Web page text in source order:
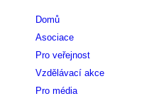
Domů
Asociace
Pro veřejnost
Vzdělávací akce
Pro média